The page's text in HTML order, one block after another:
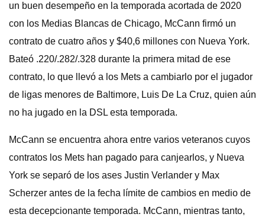
un buen desempeño en la temporada acortada de 2020
con los Medias Blancas de Chicago, McCann firmó un
contrato de cuatro años y $40,6 millones con Nueva York.
Bateó .220/.282/.328 durante la primera mitad de ese
contrato, lo que llevó a los Mets a cambiarlo por el jugador
de ligas menores de Baltimore, Luis De La Cruz, quien aún
no ha jugado en la DSL esta temporada.
McCann se encuentra ahora entre varios veteranos cuyos
contratos los Mets han pagado para canjearlos, y Nueva
York se separó de los ases Justin Verlander y Max
Scherzer antes de la fecha límite de cambios en medio de
esta decepcionante temporada. McCann, mientras tanto,